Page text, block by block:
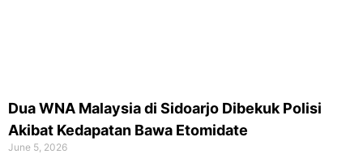
Dua WNA Malaysia di Sidoarjo Dibekuk Polisi
Akibat Kedapatan Bawa Etomidate
June 5, 2026